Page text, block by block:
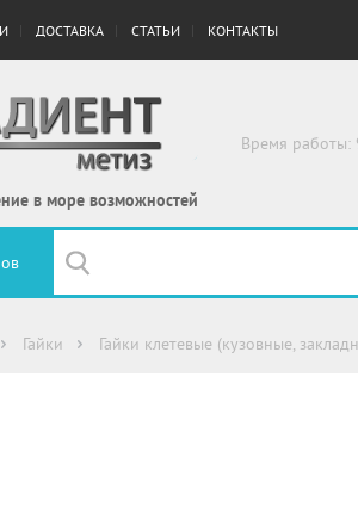
ДОСТАВКА СТАТЬИ КОНТАКТЫ
в море возможностей
Время работы:
Гайки Гайки клетевые (кузовные,